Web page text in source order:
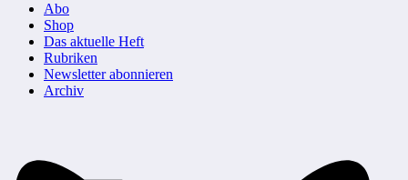
Abo
Shop
Das aktuelle Heft
Rubriken
Newsletter abonnieren
Archiv